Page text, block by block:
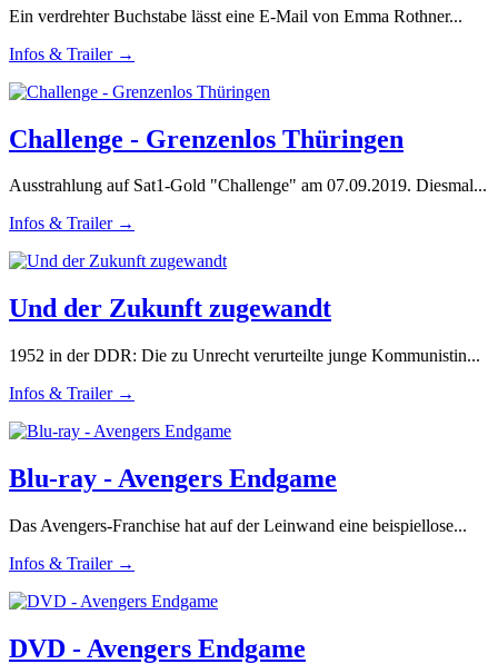
Ein verdrehter Buchstabe lässt eine E-Mail von Emma Rothner...
Infos & Trailer →
Challenge - Grenzenlos Thüringen
Ausstrahlung auf Sat1-Gold "Challenge" am 07.09.2019. Diesmal...
Infos & Trailer →
Und der Zukunft zugewandt
1952 in der DDR: Die zu Unrecht verurteilte junge Kommunistin...
Infos & Trailer →
Blu-ray - Avengers Endgame
Das Avengers-Franchise hat auf der Leinwand eine beispiellose...
Infos & Trailer →
DVD - Avengers Endgame